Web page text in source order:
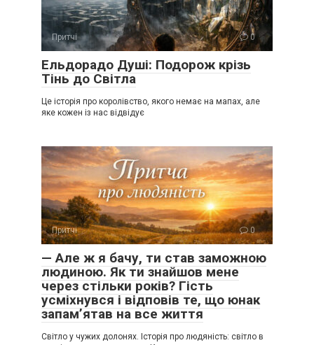
Притчі 0
Ельдорадо Душі: Подорож крізь
Тінь до Світла
Це історія про королівство, якого немає на мапах, але
яке кожен із нас відвідує
Притчі 0
— Але ж я бачу, ти став заможною
людиною. Як ти знайшов мене
через стільки років? Гість
усміхнувся і відповів те, що юнак
запам’ятав на все життя
Світло у чужих долонях. Історія про людяність: світло в